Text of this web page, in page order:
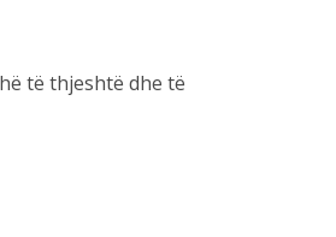
të thjeshtë dhe të